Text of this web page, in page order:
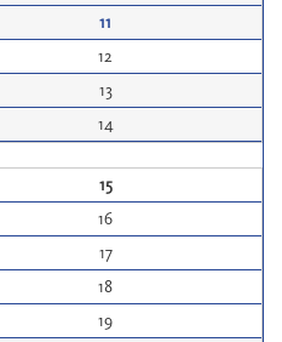
11
12
13
14
15
16
17
18
19